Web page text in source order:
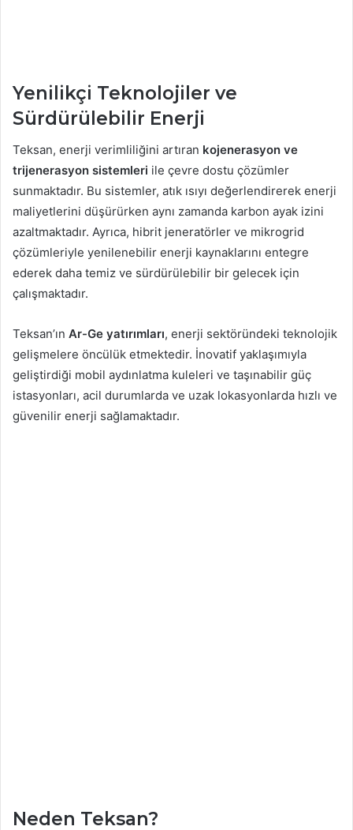
Yenilikçi Teknolojiler ve
Sürdürülebilir Enerji
Teksan, enerji verimliliğini artıran kojenerasyon ve
trijenerasyon sistemleri ile çevre dostu çözümler
sunmaktadır. Bu sistemler, atık ısıyı değerlendirerek enerji
maliyetlerini düşürürken aynı zamanda karbon ayak izini
azaltmaktadır. Ayrıca, hibrit jeneratörler ve mikrogrid
çözümleriyle yenilenebilir enerji kaynaklarını entegre
ederek daha temiz ve sürdürülebilir bir gelecek için
çalışmaktadır.
Teksan’ın Ar-Ge yatırımları, enerji sektöründeki teknolojik
gelişmelere öncülük etmektedir. İnovatif yaklaşımıyla
geliştirdiği mobil aydınlatma kuleleri ve taşınabilir güç
istasyonları, acil durumlarda ve uzak lokasyonlarda hızlı ve
güvenilir enerji sağlamaktadır.
Neden Teksan?